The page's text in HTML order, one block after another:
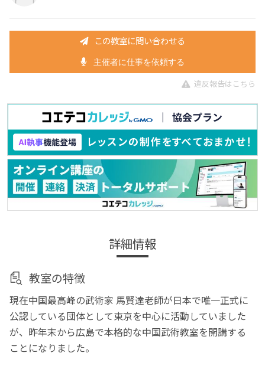
この教室に問い合わせる
主催者に仕事を依頼する
違反報告はこちら
詳細情報
教室の特徴
現在中国最高峰の武術家 馬賢達老師が日本で唯一正式に
公認している団体として東京を中心に活動していました
が、昨年末から広島で本格的な中国武術教室を開講する
ことになりました。